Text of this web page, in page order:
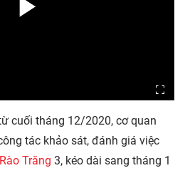
cuối tháng 12/2020, cơ quan
tác khảo sát, đánh giá việc
Rào Trăng 3, kéo dài sang tháng 1